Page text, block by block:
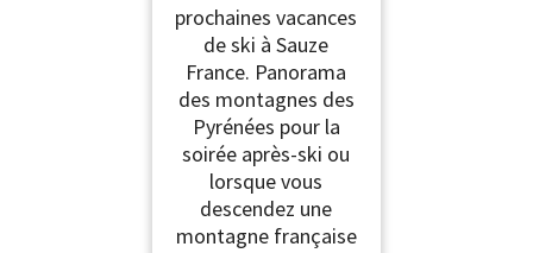
prochaines vacances
de ski à Sauze
France. Panorama
des montagnes des
Pyrénées pour la
soirée après-ski ou
lorsque vous
descendez une
montagne française